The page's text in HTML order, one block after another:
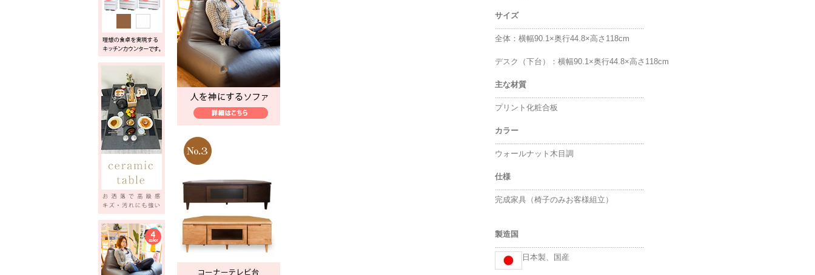
サイズ
全体：横幅90.1×奥行44.8×高さ118cm
デスク（下台）：横幅90.1×奥行44.8×高さ118cm
主な材質
プリント化粧合板
カラー
ウォールナット木目調
仕様
完成家具（椅子のみお客様組立）
製造国
日本製、国産